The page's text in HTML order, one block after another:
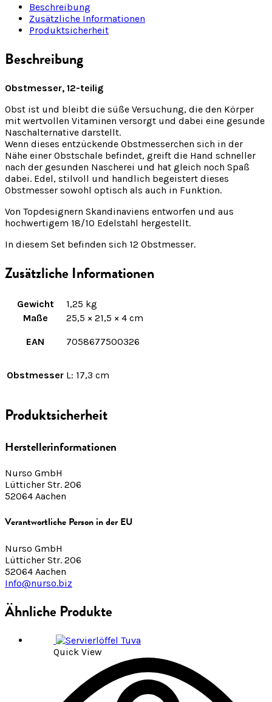
Beschreibung
Zusätzliche Informationen
Produktsicherheit
Beschreibung
Obstmesser, 12-teilig
Obst ist und bleibt die süße Versuchung, die den Körper
mit wertvollen Vitaminen versorgt und dabei eine gesunde
Naschalternative darstellt.
Wenn dieses entzückende Obstmesserchen sich in der
Nähe einer Obstschale befindet, greift die Hand schneller
nach der gesunden Nascherei und hat gleich noch Spaß
dabei. Edel, stilvoll und handlich begeistert dieses
Obstmesser sowohl optisch als auch in Funktion.
Von Topdesignern Skandinaviens entworfen und aus
hochwertigem 18/10 Edelstahl hergestellt.
In diesem Set befinden sich 12 Obstmesser.
Zusätzliche Informationen
Gewicht
1,25 kg
Maße
25,5 × 21,5 × 4 cm
EAN 7058677500326
Obstmesser L: 17,3 cm
Produktsicherheit
Herstellerinformationen
Nurso GmbH
Lütticher Str. 206
52064 Aachen
Verantwortliche Person in der EU
Nurso GmbH
Lütticher Str. 206
52064 Aachen
Info@nurso.biz
Ähnliche Produkte
Quick View